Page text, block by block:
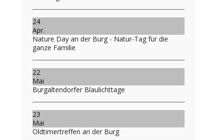
24
Apr.
Nature Day an der Burg - Natur-Tag für die
ganze Familie
22
Mai
Burgaltendorfer Blaulichttage
23
Mai
Oldtimertreffen an der Burg